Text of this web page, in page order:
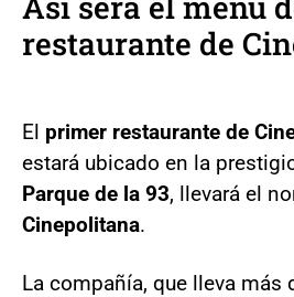
restaurante de
El primer restaurante de
estará ubicado en la
Parque de la 93, llevará el
Cinepolitana.
La compañía, que lleva más